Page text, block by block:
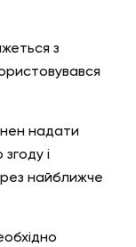
з
надати
і
найближче